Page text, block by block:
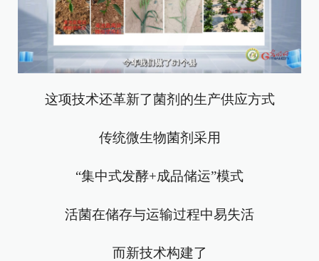
这项技术还革新了菌剂的生产供应方式
传统微生物菌剂采用
“集中式发酵+成品储运”模式
活菌在储存与运输过程中易失活
而新技术构建了